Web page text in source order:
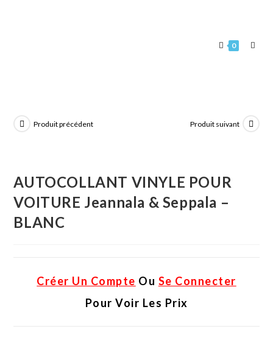
0
Produit précédent Produit suivant
AUTOCOLLANT VINYLE POUR
VOITURE Jeannala & Seppala –
BLANC
Créer Un Compte Ou Se Connecter
Pour Voir Les Prix